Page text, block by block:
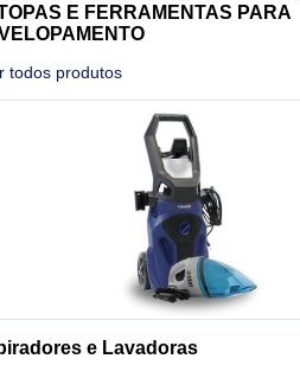
E FERRAMENTAS PARA
todos produtos
e Lavadoras